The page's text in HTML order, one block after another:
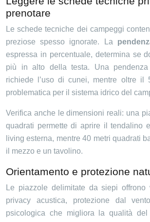
prenotare
Le schede tecniche dei campeggi
preziose spesso ignorate. La
espressa in percentuale, determina se
più in alto della testa. Una
richiede l’uso di cunei, mentre oltre il
problematica per il sistema idrico del
Verifica anche le dimensioni reali: una
quadrati permette di aprire il tendalino
living esterna, mentre 40 metri quadrati
il mezzo e un tavolino.
Orientamento e protezione
Le piazzole delimitate da siepi offrono
privacy acustica, protezione dal
psicologica che migliora la qualità del